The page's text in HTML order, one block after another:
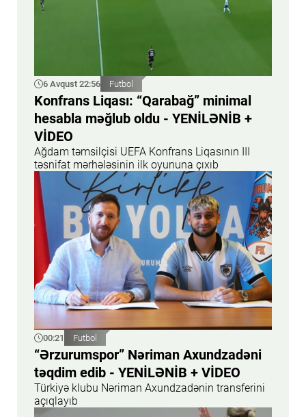
6 Avqust 22:56 Futbol
Konfrans Liqası: “Qarabağ” minimal
hesabla məğlub oldu - YENİLƏNİB +
VİDEO
Ağdam təmsilçisi UEFA Konfrans Liqasının III
təsnifat mərhələsinin ilk oyununa çıxıb
00:21 Futbol
“Ərzurumspor” Nəriman Axundzadəni
təqdim edib - YENİLƏNİB + VİDEO
Türkiyə klubu Nəriman Axundzadənin transferini
açıqlayıb